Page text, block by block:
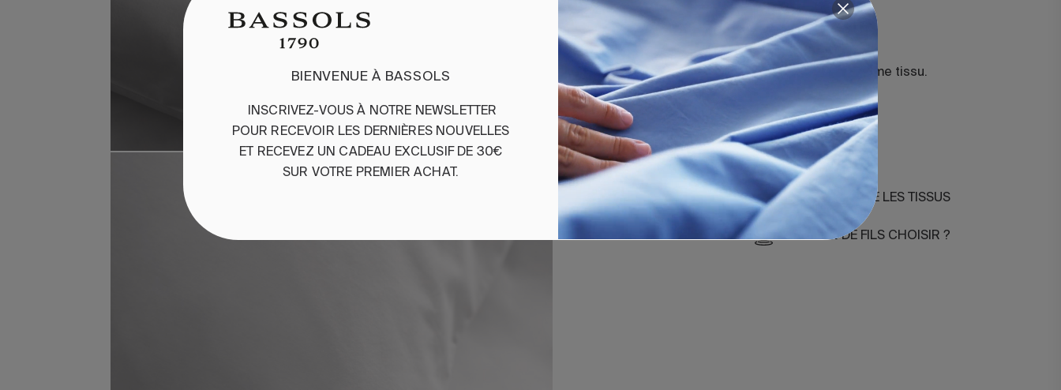
Fermeture avec rabat.
• 2 Taies d'oreiller (carré)
• Sac de rangement, confectionné dans le même tissu.
Réf. 8422636718319-agrupado
DIFFÉRENCES ENTRE LES TISSUS
COMBIEN DE FILS CHOISIR ?
BIENVENUE À BASSOLS
INSCRIVEZ-VOUS À NOTRE NEWSLETTER
POUR RECEVOIR LES DERNIÈRES NOUVELLES
ET
RECEVEZ UN CADEAU EXCLUSIFDE 30€
SUR VOTRE PREMIER ACHAT .